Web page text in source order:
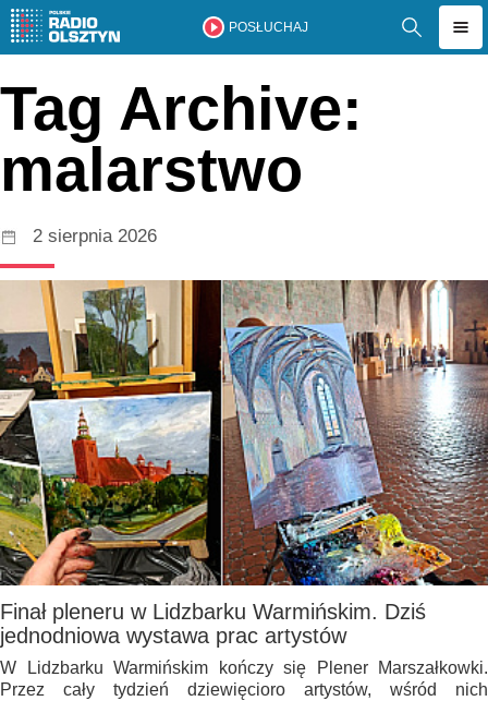
POSŁUCHAJ
Tag Archive:
malarstwo
2 sierpnia 2026
Finał pleneru w Lidzbarku Warmińskim. Dziś
jednodniowa wystawa prac artystów
W Lidzbarku Warmińskim kończy się Plener Marszałkowki.
Przez cały tydzień dziewięcioro artystów, wśród nich